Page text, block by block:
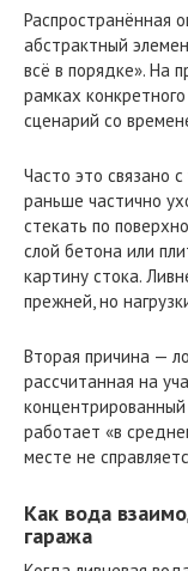
Распространённая
абстрактный
всё в порядке». На
рамках
сценарий со
Часто это связано
раньше частично
стекать по
слой бетона или
картину стока.
прежней, но
Вторая причина —
рассчитанная на
работает «в
месте не
Как вода
гаража